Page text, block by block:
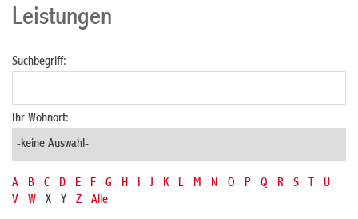
Leistungen
Suchbegriff:
Ihr Wohnort:
A B C D E F G H I J K L M N O P Q R S T
U
V
W X Y Z Alle